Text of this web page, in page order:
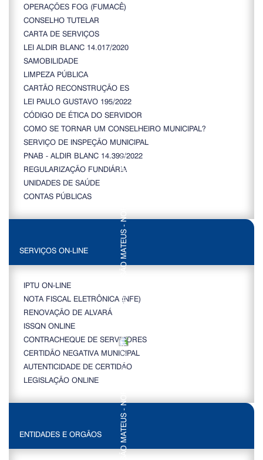
OPERAÇÕES FOG (FUMACÊ)
CONSELHO TUTELAR
CARTA DE SERVIÇOS
LEI ALDIR BLANC 14.017/2020
SAMOBILIDADE
LIMPEZA PÚBLICA
CARTÃO RECONSTRUÇÃO ES
LEI PAULO GUSTAVO 195/2022
CÓDIGO DE ÉTICA DO SERVIDOR
COMO SE TORNAR UM CONSELHEIRO MUNICIPAL?
SERVIÇO DE INSPEÇÃO MUNICIPAL
PNAB - ALDIR BLANC 14.399/2022
REGULARIZAÇÃO FUNDIÁRIA
UNIDADES DE SAÚDE
CONTAS PÚBLICAS
SERVIÇOS ON-LINE
IPTU ON-LINE
NOTA FISCAL ELETRÔNICA (NFE)
RENOVAÇÃO DE ALVARÁ
ISSQN ONLINE
CONTRACHEQUE DE SERVIDORES
CERTIDÃO NEGATIVA MUNICIPAL
AUTENTICIDADE DE CERTIDÃO
LEGISLAÇÃO ONLINE
ENTIDADES E ORGÃOS